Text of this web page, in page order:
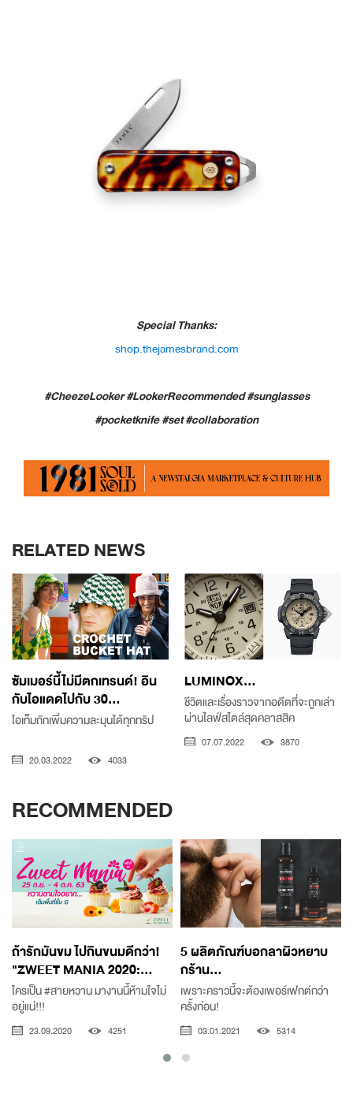
Special Thanks:
shop.thejamesbrand.com
#CheezeLooker #LookerRecommended #sunglasses
#pocketknife #set #collaboration
RELATED NEWS
ซัมเมอร์นี้ไม่มีตกเทรนด์! อิน
กับไอแดดไปกับ 30...
ไอเท็มถักเพิ่มความละมุนได้ทุกทริป
20.03.2022 4033
LUMINOX...
ชีวิตและเรื่องราวจากอดีตที่จะถูกเล่า
ผ่านไลฟ์สไตล์สุดคลาสสิค
07.07.2022 3870
RECOMMENDED
ถ้ารักมันขม ไปกินขนมดีกว่า!
"ZWEET MANIA 2020:...
ใครเป็น #สายหวาน มางานนี้ห้ามใจไม่
อยู่แน่!!!
23.09.2020 4251
5 ผลิตภัณฑ์บอกลาผิวหยาบ
กร้าน...
เพราะคราวนี้จะต้องเพอร์เฟกต์กว่า
ครั้งก่อน!
03.01.2021 5314